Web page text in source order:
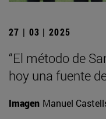
27 | 03 | 2025
“El método de
hoy una fuente
Imagen Manuel